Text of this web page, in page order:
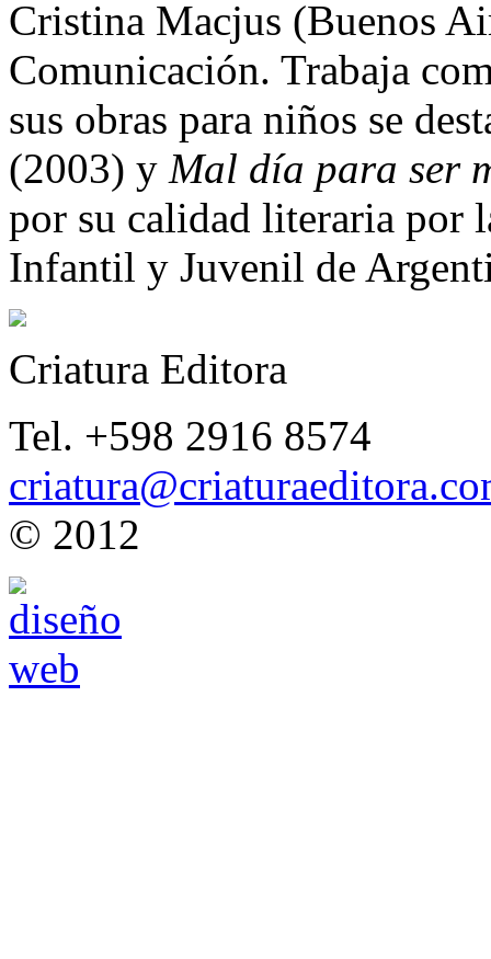
Cristina Macjus (Buenos
Comunicación. Trabaja
sus obras para niños se
(2003) y Mal día para ser
por su calidad literaria por
Infantil y Juvenil de
Criatura Editora
Tel. +598 2916 8574
© 2012